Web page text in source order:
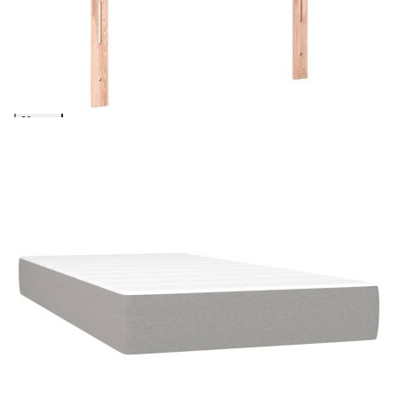
вноски на кредита.
Предоставената таблица е с информационна цел.
Добавете продукта в количката си с бутона "Добави в
количката" и при поръчка ще можете да изберете броя
вноски на кредита.
разделя на 3 равни месечни вноски без оскъпяване. За
покупки на стойност до 1000 лв. / €511.31
Плащане на 6 вноски. Стойността на поръчката се
разпределя в 6 равни месечни вноски с оскъпяване. За
покупки на стойност до 2000 лв. / €1022.61